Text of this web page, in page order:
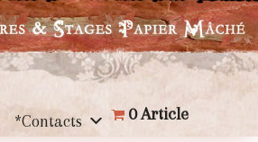
*Contacts 0 Article